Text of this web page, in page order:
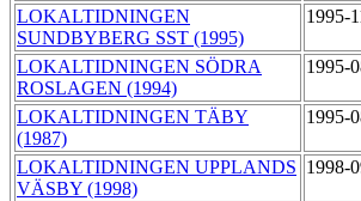
LOKALTIDNINGEN
SUNDBYBERG SST (1995)
1995-
LOKALTIDNINGEN SÖDRA
ROSLAGEN (1994)
1995-
LOKALTIDNINGEN TÄBY
(1987)
1995-
LOKALTIDNINGEN UPPLANDS
VÄSBY (1998)
1998-